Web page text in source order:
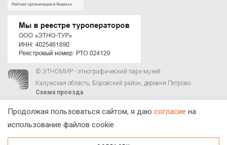
© ЭТНОМИР - этнографический парк-музей
Калужская область, Боровский район, деревня Петрово.
Схема проезда
Продолжая пользоваться сайтом, я даю согласие на
использование файлов cookie.